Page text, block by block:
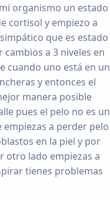
organismo un estado
cortisol y empiezo a
que es estado
a 3 niveles en
cuando uno está en un
y entonces el
manera posible
pues el pelo no es un
a perder pelo
en la piel y por
otro lado empiezas a
tienes problemas